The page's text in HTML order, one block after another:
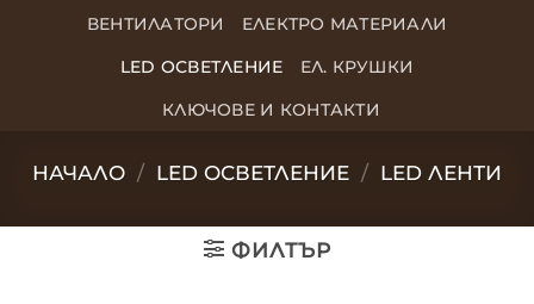
ВЕНТИЛАТОРИ ЕЛЕКТРО МАТЕРИАЛИ
LED ОСВЕТЛЕНИЕ ЕЛ. КРУШКИ
КЛЮЧОВЕ И КОНТАКТИ
НАЧАЛО / LED ОСВЕТЛЕНИЕ / LED ЛЕНТИ
ФИЛТЪР